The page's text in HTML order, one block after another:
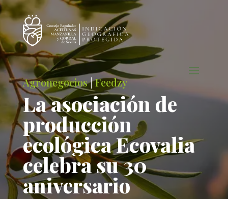
Agronegocios|Feedzy
La asociación de
producción
ecológica Ecovalia
celebra su 30
aniversario